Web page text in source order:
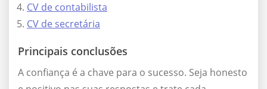
CV de contabilista
CV de secretária
Principais conclusões
A confiança é a chave para o sucesso. Seja honesto